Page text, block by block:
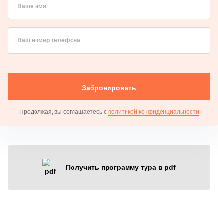
Ваше имя
Ваш номер телефона
Забронировать
Продолжая, вы соглашаетесь с политикой конфиденциальности
Получить программу тура в pdf